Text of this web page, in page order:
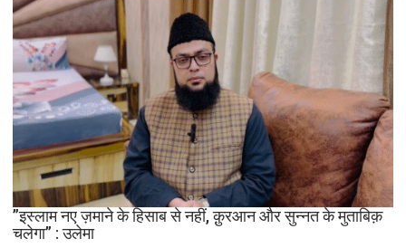
आकर्षण
केंद्र,
2.70
लाख
के
नोटों
से
सजाई
गई
अनोखी
”इस्लाम नए ज़माने के हिसाब से नहीं, क़ुरआन और सुन्नत के मुताबिक़
चलेगा” : उलेमा